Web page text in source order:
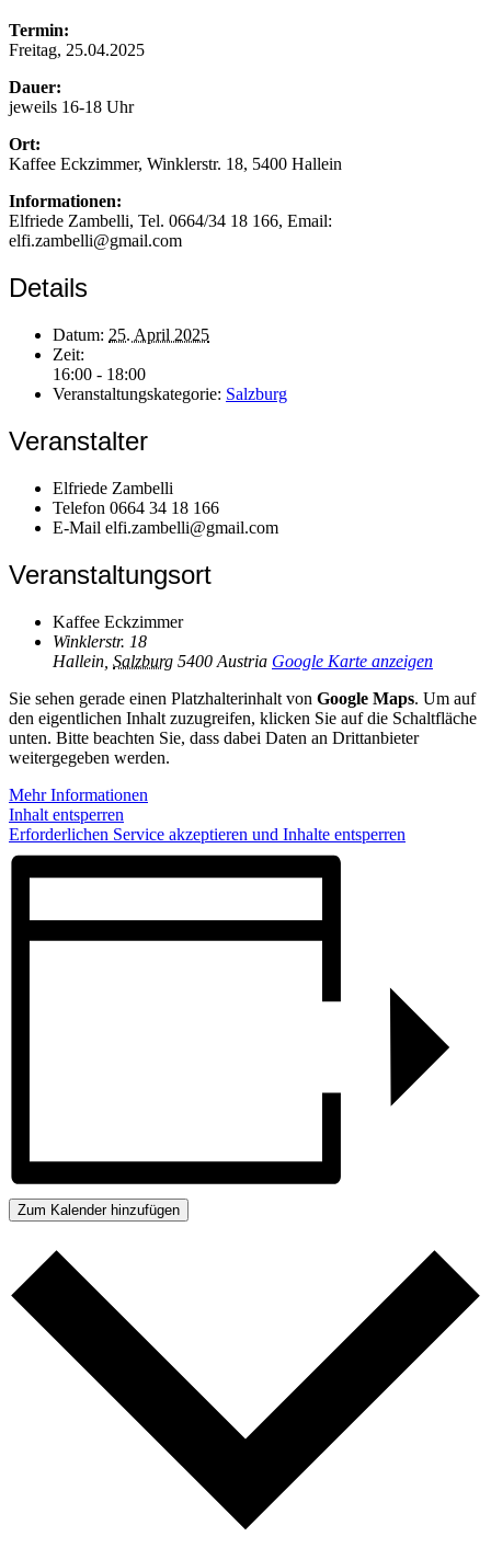
Termin:
Freitag, 25.04.2025
Dauer:
jeweils 16-18 Uhr
Ort:
Kaffee Eckzimmer, Winklerstr. 18, 5400 Hallein
Informationen:
Elfriede Zambelli, Tel. 0664/34 18 166, Email:
elfi.zambelli@gmail.com
Details
Datum: 25. April 2025
Zeit:
16:00 - 18:00
Veranstaltungskategorie: Salzburg
Veranstalter
Elfriede Zambelli
Telefon 0664 34 18 166
E-Mail elfi.zambelli@gmail.com
Veranstaltungsort
Kaffee Eckzimmer
Winklerstr. 18
Hallein Salzburg 5400 Austria Google Karte anzeigen
Sie sehen gerade einen Platzhalterinhalt von Google Maps. Um auf
den eigentlichen Inhalt zuzugreifen, klicken Sie auf die Schaltfläche
unten. Bitte beachten Sie, dass dabei Daten an Drittanbieter
weitergegeben werden.
Mehr Informationen
Inhalt entsperren
Erforderlichen Service akzeptieren und Inhalte entsperren
Zum Kalender hinzufügen